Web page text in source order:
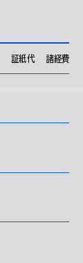
証紙代 ​諸経費